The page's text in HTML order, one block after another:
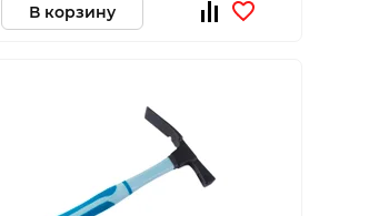
В корзину